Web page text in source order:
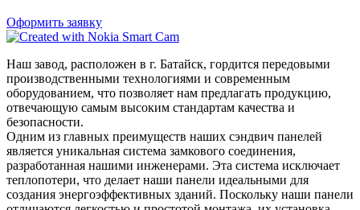
Оформить заявку
Наш завод, расположен в г. Батайск, гордится передовыми
производственными технологиями и современным
оборудованием, что позволяет нам предлагать продукцию,
отвечающую самым высоким стандартам качества и
безопасности.
Одним из главных преимуществ наших сэндвич панелей
является уникальная система замкового соединения,
разработанная нашими инженерами. Эта система исключает
теплопотери, что делает наши панели идеальными для
создания энергоэффективных зданий. Поскольку наши панели